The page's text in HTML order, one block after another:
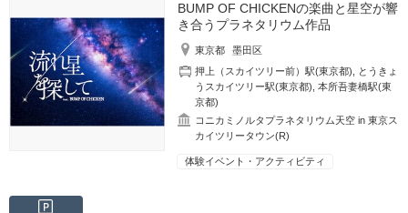
BUMP OF CHICKENの楽曲と星空が響
き合うプラネタリウム作品
東京都
墨田区
押上（スカイツリー前）駅(東京都), とうきょ
うスカイツリー駅(東京都),本所吾妻橋駅(東
京都)
コニカミノルタプラネタリウム天空 in 東京ス
カイツリータウン(R)
体験イベント・アクティビティ